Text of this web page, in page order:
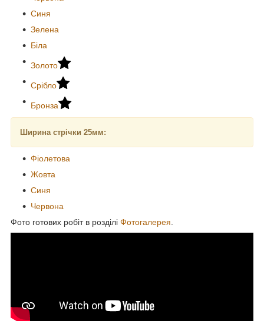
Синя
Зелена
Біла
Золото
Срібло
Бронза
Ширина стрічки 25мм:
Фіолетова
Жовта
Синя
Червона
Фото готових робіт в розділі Фотогалерея.